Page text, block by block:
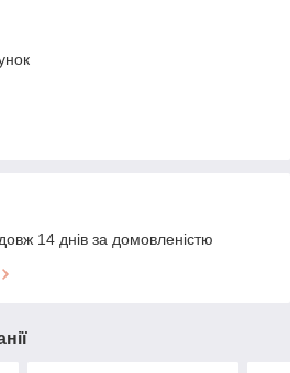
14 днів за домовленістю